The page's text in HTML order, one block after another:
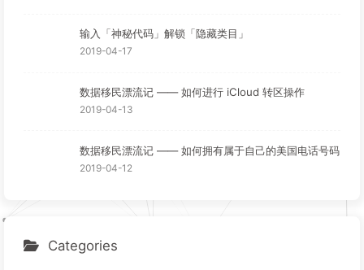
输入「神秘代码」解锁「隐藏类目」
2019-04-17
数据移民漂流记 —— 如何进行 iCloud 转区操作
2019-04-13
数据移民漂流记 —— 如何拥有属于自己的美国电话号码
2019-04-12
Categories